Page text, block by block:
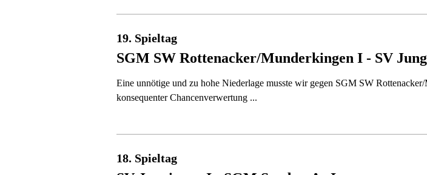
19. Spieltag
SGM SW Rottenacker/​Munderkingen I - SV
Eine unnötige und zu hohe Niederlage musste wir gegen SGM SW
konsequenter Chancenverwertung ...
18. Spieltag